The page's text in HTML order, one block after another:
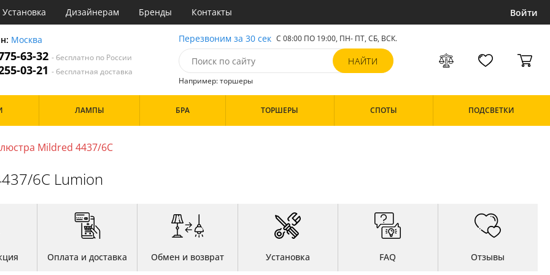
Установка Дизайнерам Бренды Контакты Войти
Москва
63-32- бесплатно по России
03-21- бесплатная доставка
Перезвоним за 30 сек С 08:00 ПО 19:00, ПН- ПТ, СБ, ВСК.
Например: торшеры
Кабинет
Кухня
Белые
Бронза
Особенности
ЛАМПЫ БРА ТОРШЕРЫ СПОТЫ ПОДСВЕТКИ
Mildred 4437/6C
6C Lumion
Оплата и доставка Обмен и возврат Установка FAQ Отзывы